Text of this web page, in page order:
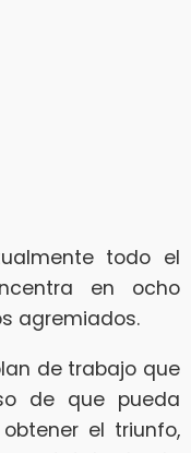
todo el
en ocho
agremiados.
de trabajo que
de que pueda
el triunfo,